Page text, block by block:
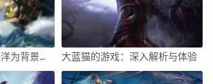
海洋游戏是一款以海洋为背景的探险和冒险类游戏，其丰富的游戏内容和精美的画面深受玩家们的喜爱。在本文中，我们将探讨如何玩好海洋游戏，以及一些好玩的海洋游戏的特点和玩法。 大蓝猫的游戏：深入解析与体验